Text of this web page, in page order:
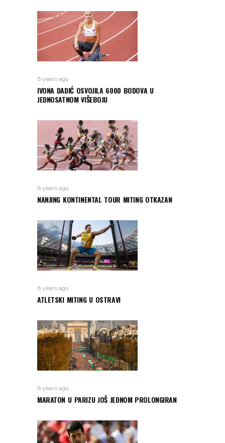
6 years ago
IVONA DADIĆ OSVOJILA 6000 BODOVA U
JEDNOSATNOM VIŠEBOJU
6 years ago
NANJING KONTINENTAL TOUR MITING OTKAZAN
6 years ago
ATLETSKI MITING U OSTRAVI
6 years ago
MARATON U PARIZU JOŠ JEDNOM PROLONGIRAN